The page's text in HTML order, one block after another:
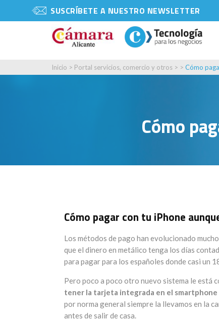
SUSCRÍBETE A NUESTRO NEWSLETTER
Inicio > Portal servicios, comercio y otros > > Cómo
Cómo
Cómo pagar con tu iPhone
Los métodos de pago han evolucionado
que el dinero en metálico tenga los días
para pagar para los españoles donde casi un
Pero poco a poco otro nuevo sistema le está
tener la tarjeta integrada en el smartphone
por norma general siempre la llevamos en la
antes de salir de casa.